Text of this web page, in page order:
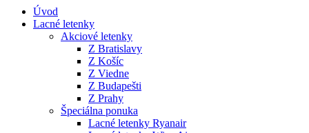
Úvod
Lacné letenky
Akciové letenky
Z Bratislavy
Z Košíc
Z Viedne
Z Budapešti
Z Prahy
Špeciálna ponuka
Lacné letenky Ryanair